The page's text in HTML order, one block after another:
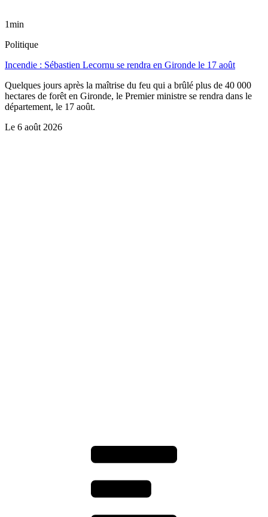
1min
Politique
Incendie : Sébastien Lecornu se rendra en Gironde le 17 août
Quelques jours après la maîtrise du feu qui a brûlé plus de 40 000
hectares de forêt en Gironde, le Premier ministre se rendra dans le
département, le 17 août.
Le 6 août 2026